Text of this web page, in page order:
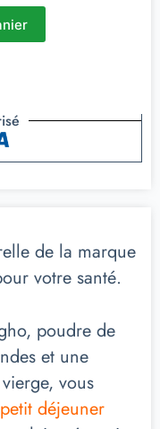
de la marque
votre santé.
poudre de
et une
vous
déjeuner